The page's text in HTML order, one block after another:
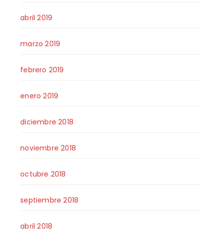
abril 2019
marzo 2019
febrero 2019
enero 2019
diciembre 2018
noviembre 2018
octubre 2018
septiembre 2018
abril 2018